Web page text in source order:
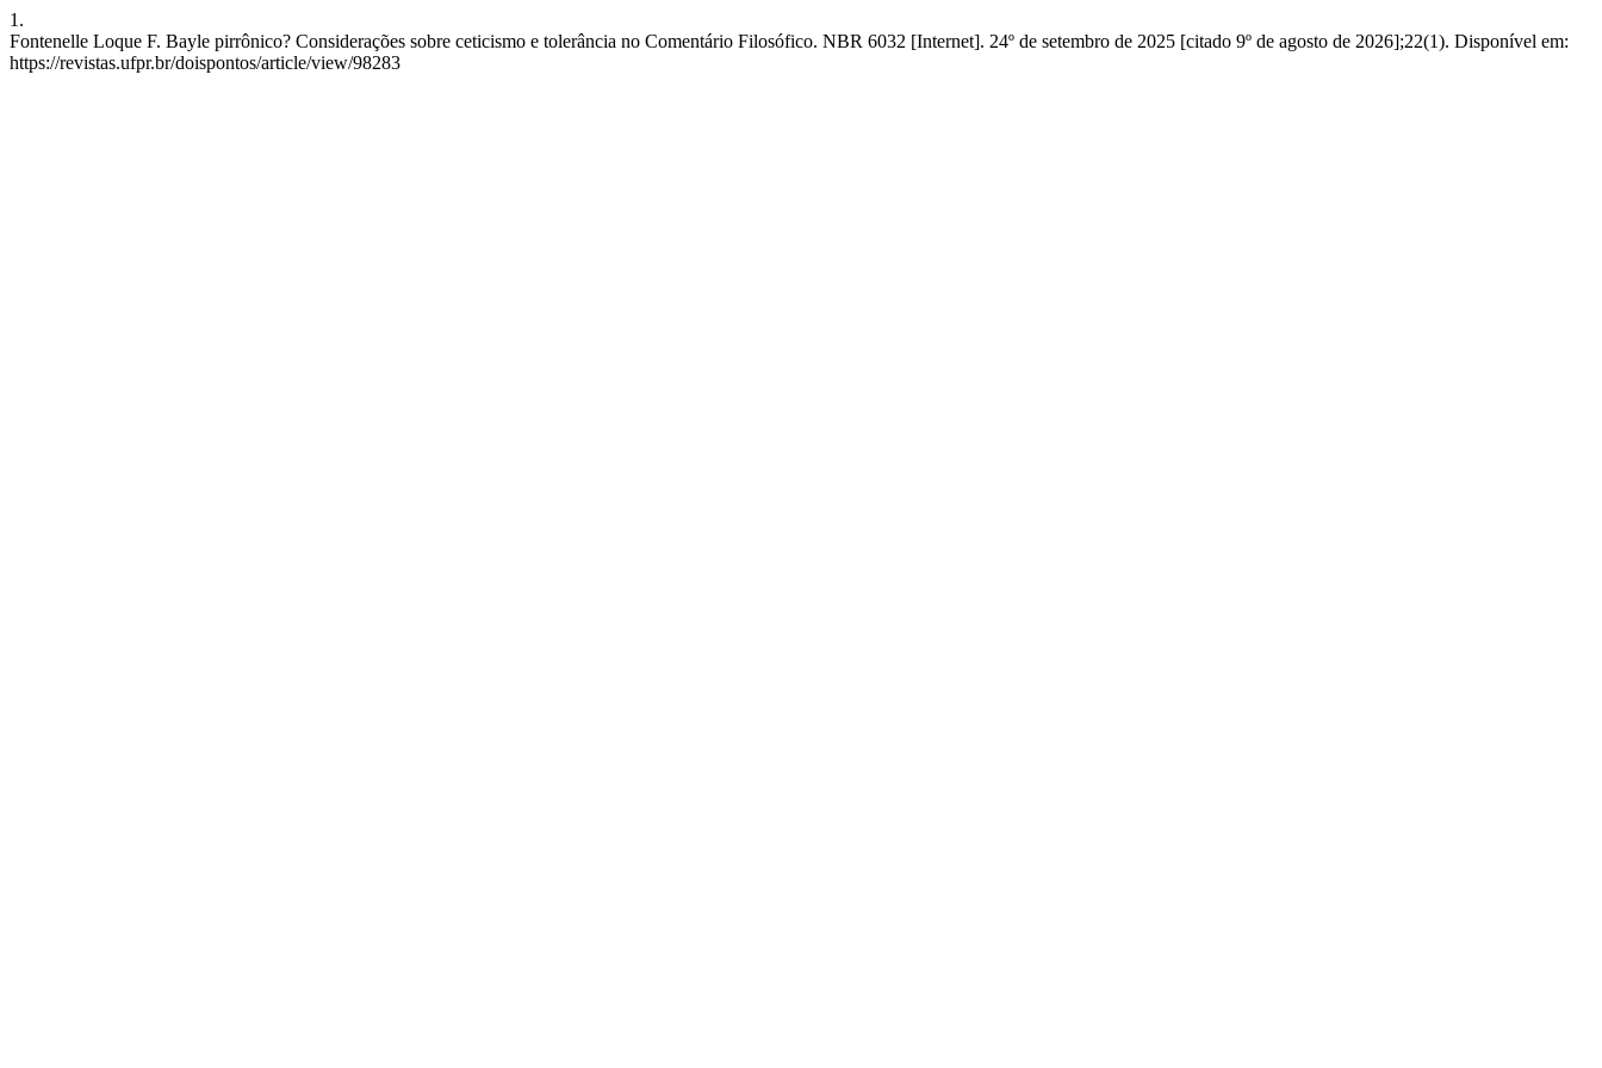
1.
Fontenelle Loque F. Bayle pirrônico? Considerações sobre ceticismo e tolerância no Comentário Filosófico. NBR 6032 [Internet]. 24º de setembro de 2025 [citado 9º de agosto de 2026];22(1). Disponível em:
https://revistas.ufpr.br/doispontos/article/view/98283